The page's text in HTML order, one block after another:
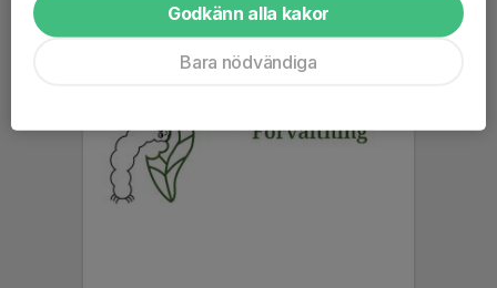
Godkänn alla kakor
Bara nödvändiga